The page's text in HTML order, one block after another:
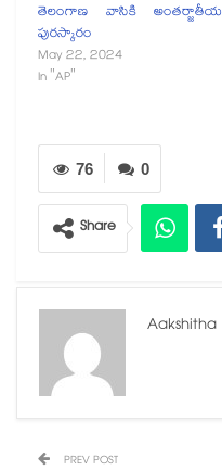
తెలంగాణ వాసికి అంతర్జాతీయ
పురస్కారం
May 22, 2024
In "AP"
0
76
Share
Aakshitha
PREV POST